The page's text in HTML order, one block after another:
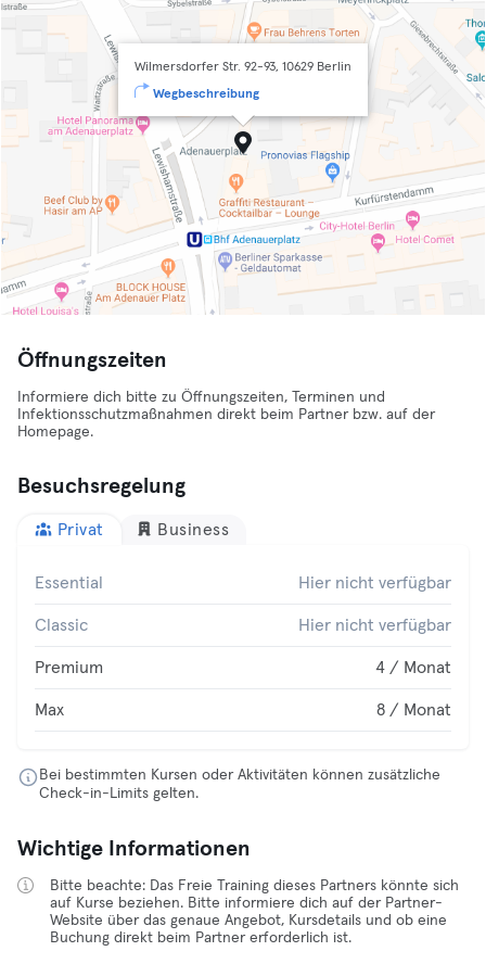
Wilmersdorfer Str. 92-93, 10629 Berlin
Wegbeschreibung
Öffnungszeiten
Informiere dich bitte zu Öffnungszeiten, Terminen und
Infektionsschutzmaßnahmen direkt beim Partner bzw. auf der
Homepage.
Besuchsregelung
Privat Business
Essential Hier nicht verfügbar
Classic Hier nicht verfügbar
Premium 4 / Monat
Max 8 / Monat
Bei bestimmten Kursen oder Aktivitäten können zusätzliche
Check-in-Limits gelten.
Wichtige Informationen
Bitte beachte: Das Freie Training dieses Partners könnte sich
auf Kurse beziehen. Bitte informiere dich auf der Partner-
Website über das genaue Angebot, Kursdetails und ob eine
Buchung direkt beim Partner erforderlich ist.